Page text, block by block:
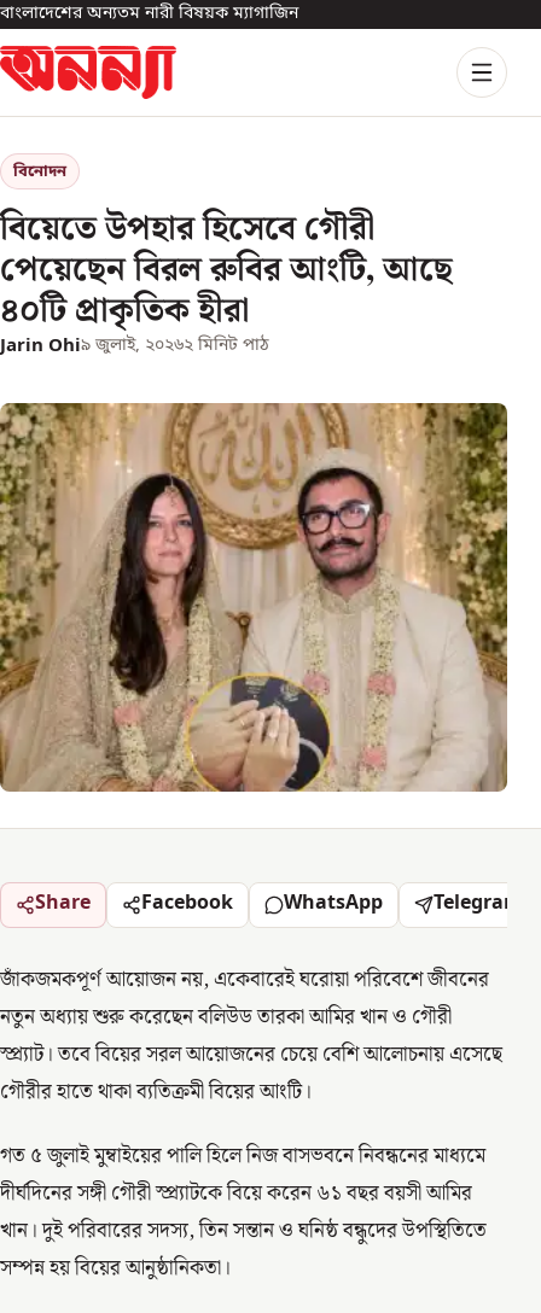
বাংলাদেশের অন্যতম নারী বিষয়ক ম্যাগাজিন
বিনোদন
বিয়েতে উপহার হিসেবে গৌরী
পেয়েছেন বিরল রুবির আংটি, আছে
৪০টি প্রাকৃতিক হীরা
Jarin Ohi৯ জুলাই, ২০২৬২ মিনিট পাঠ
Share Facebook WhatsApp Telegram
জাঁকজমকপূর্ণ আয়োজন নয়, একেবারেই ঘরোয়া পরিবেশে জীবনের
নতুন অধ্যায় শুরু করেছেন বলিউড তারকা আমির খান ও গৌরী
স্প্র্যাট। তবে বিয়ের সরল আয়োজনের চেয়ে বেশি আলোচনায় এসেছে
গৌরীর হাতে থাকা ব্যতিক্রমী বিয়ের আংটি।
গত ৫ জুলাই মুম্বাইয়ের পালি হিলে নিজ বাসভবনে নিবন্ধনের মাধ্যমে
দীর্ঘদিনের সঙ্গী গৌরী স্প্র্যাটকে বিয়ে করেন ৬১ বছর বয়সী আমির
খান। দুই পরিবারের সদস্য, তিন সন্তান ও ঘনিষ্ঠ বন্ধুদের উপস্থিতিতে
সম্পন্ন হয় বিয়ের আনুষ্ঠানিকতা।